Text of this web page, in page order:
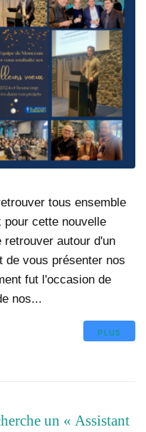
tous ensemble
cette nouvelle
autour d'un
de vous présenter nos
fut l'occasion de
nos...
PLUS
un « Assistant